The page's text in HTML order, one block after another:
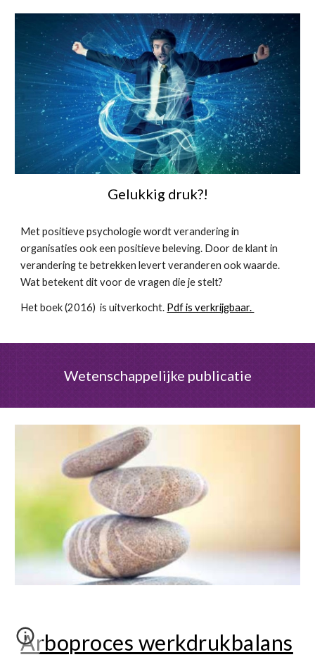
Gelukkig druk?!
Met positieve psychologie wordt verandering in
organisaties ook een positieve beleving. Door de klant in
verandering te betrekken levert veranderen ook waarde.
Wat betekent dit voor de vragen die je stelt?
Het boek (2016) is uitverkocht. Pdf is verkrijgbaar.
Wetenschappelijke publicatie
Arboproces werkdrukbalans